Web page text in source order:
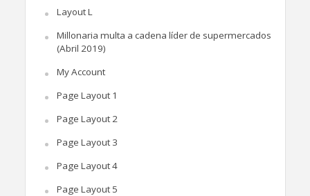
Layout L
Millonaria multa a cadena líder de supermercados
(Abril 2019)
My Account
Page Layout 1
Page Layout 2
Page Layout 3
Page Layout 4
Page Layout 5